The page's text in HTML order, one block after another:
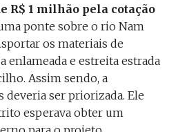
R$ 1 milhão pela cotação
ponte sobre o rio Nam
os materiais de
enlameada e estreita estrada
Assim sendo, a
deveria ser priorizada. Ele
esperava obter um